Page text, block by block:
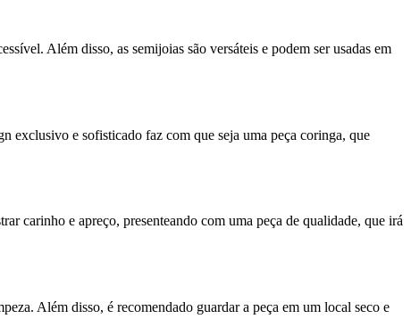
Além disso, as semijoias são versáteis e podem ser usadas em
exclusivo e sofisticado faz com que seja uma peça coringa, que
carinho e apreço, presenteando com uma peça de qualidade, que irá
Além disso, é recomendado guardar a peça em um local seco e